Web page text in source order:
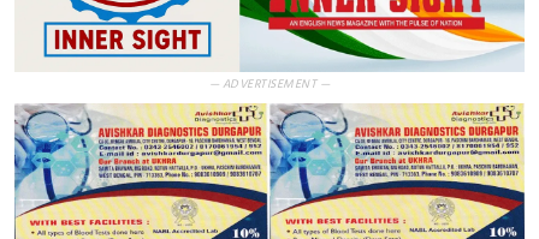
— ADVERTISEMENT —